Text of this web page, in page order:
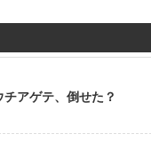
チアゲテ、倒せた？